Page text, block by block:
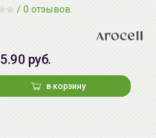
/ 0 отзывов
руб.
в корзину